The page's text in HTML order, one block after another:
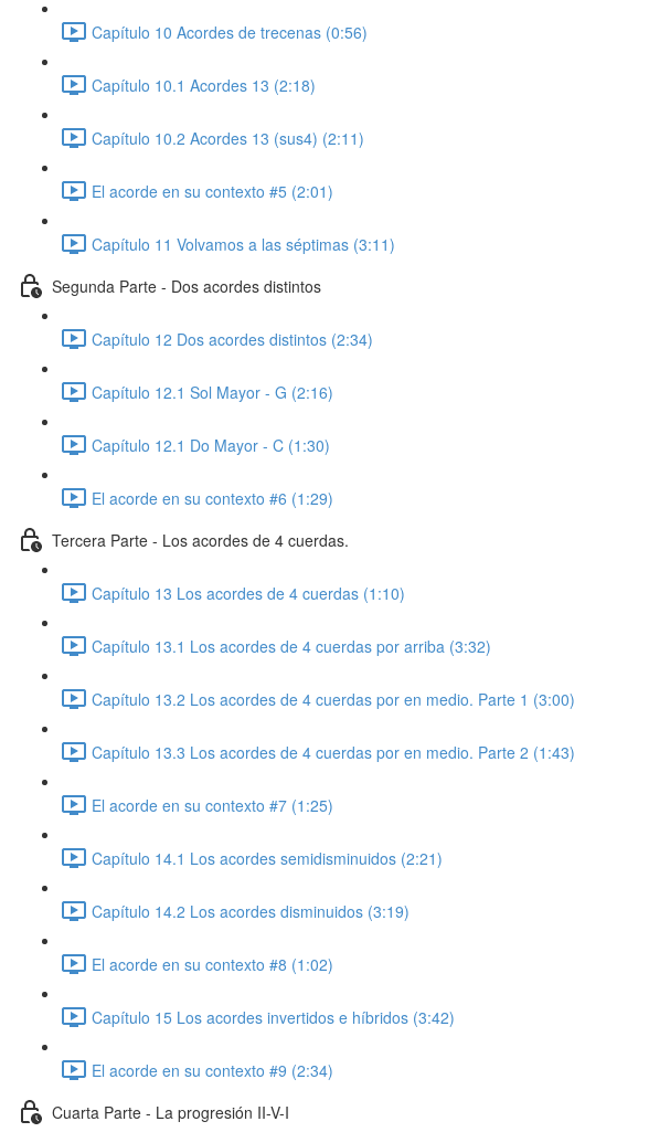
Capítulo 10 Acordes de trecenas (0:56)
Capítulo 10.1 Acordes 13 (2:18)
Capítulo 10.2 Acordes 13 (sus4) (2:11)
El acorde en su contexto #5 (2:01)
Capítulo 11 Volvamos a las séptimas (3:11)
Segunda Parte - Dos acordes distintos
Capítulo 12 Dos acordes distintos (2:34)
Capítulo 12.1 Sol Mayor - G (2:16)
Capítulo 12.1 Do Mayor - C (1:30)
El acorde en su contexto #6 (1:29)
Tercera Parte - Los acordes de 4 cuerdas.
Capítulo 13 Los acordes de 4 cuerdas (1:10)
Capítulo 13.1 Los acordes de 4 cuerdas por arriba (3:32)
Capítulo 13.2 Los acordes de 4 cuerdas por en medio. Parte 1 (3:00)
Capítulo 13.3 Los acordes de 4 cuerdas por en medio. Parte 2 (1:43)
El acorde en su contexto #7 (1:25)
Capítulo 14.1 Los acordes semidisminuidos (2:21)
Capítulo 14.2 Los acordes disminuidos (3:19)
El acorde en su contexto #8 (1:02)
Capítulo 15 Los acordes invertidos e híbridos (3:42)
El acorde en su contexto #9 (2:34)
Cuarta Parte - La progresión II-V-I